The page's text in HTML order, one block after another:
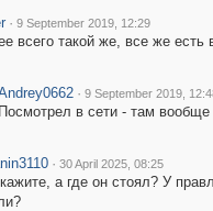
· 9 September 2019, 12:29
всего такой же, все же есть
· 9 September 2019,
Посмотрел в сети - там вообще
· 30 April 2025, 08:25
а где он стоял? У